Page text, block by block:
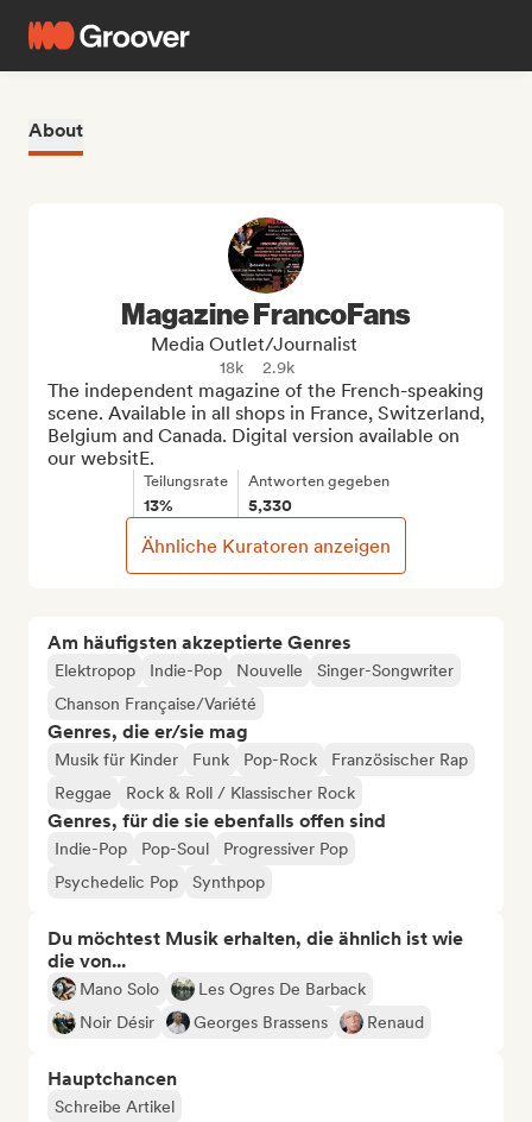
About
Am häufigsten akzeptierte Genres
Elektropop Indie-Pop Nouvelle
Singer-Songwriter
Chanson Française/Variété
Genres, die er/sie mag
Musik für Kinder Funk Pop-Rock
Französischer Rap
Reggae
Rock & Roll / Klassischer Rock
Genres, für die sie ebenfalls offen sind
Indie-Pop Pop-Soul
Progressiver Pop
Psychedelic Pop
Synthpop
Du möchtest Musik erhalten, die ähnlich ist wie
die von...
Mano Solo
Les Ogres De Barback
Noir Désir
Georges Brassens Renaud
Hauptchancen
Schreibe Artikel
Magazine FrancoFans
Media Outlet/Journalist
18k 2.9k
The independent magazine of the French-speaking
scene. Available in all shops in France, Switzerland,
Belgium and Canada. Digital version available on
our websitE.
Teilungsrate
13%
Antworten gegeben
5,330
Ähnliche Kuratoren anzeigen